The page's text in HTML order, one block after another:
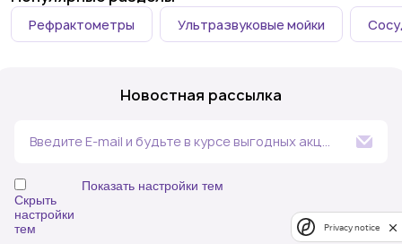
Рефрактометры Ультразвуковые мойки
Новостная рассылка
Введите E-mail и будьте в курсе выгодных акций
Показать настройки тем
Скрыть
настройки
тем
Privacy notice